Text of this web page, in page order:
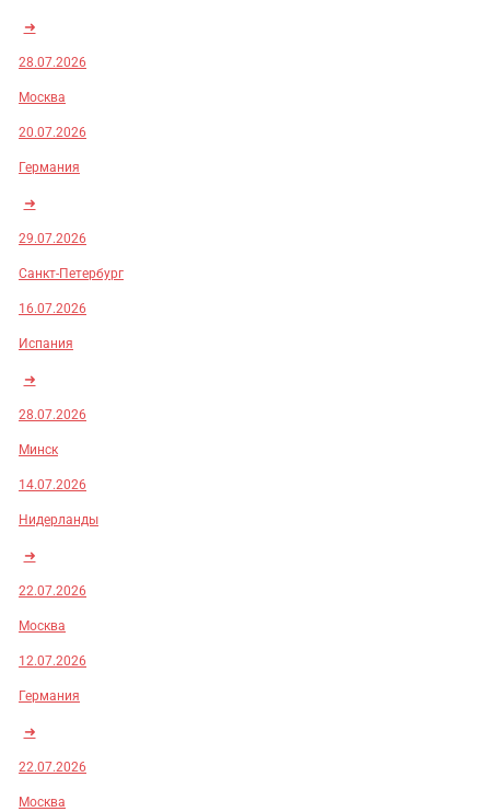
➜
28.07.2026
Москва
20.07.2026
Германия
➜
29.07.2026
Санкт-Петербург
16.07.2026
Испания
➜
28.07.2026
Минск
14.07.2026
Нидерланды
➜
22.07.2026
Москва
12.07.2026
Германия
➜
22.07.2026
Москва